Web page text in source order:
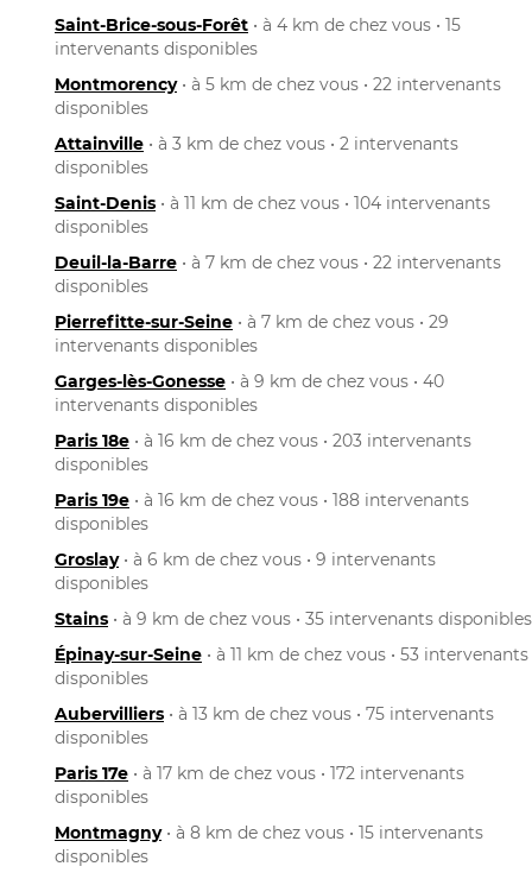
Saint-Brice-sous-Forêt • à 4 km de chez vous • 15
intervenants disponibles
Montmorency• à 5 km de chez vous • 22 intervenants
disponibles
Attainville • à 3 km de chez vous • 2 intervenants
disponibles
Saint-Denis • à 11 km de chez vous • 104 intervenants
disponibles
Deuil-la-Barre • à 7 km de chez vous • 22 intervenants
disponibles
Pierrefitte-sur-Seine • à 7 km de chez vous • 29
intervenants disponibles
Garges-lès-Gonesse • à 9 km de chez vous • 40
intervenants disponibles
Paris 18e • à 16 km de chez vous • 203 intervenants
disponibles
Paris 19e • à 16 km de chez vous • 188 intervenants
disponibles
Groslay• à 6 km de chez vous • 9 intervenants
disponibles
Stains • à 9 km de chez vous • 35 intervenants disponibles
Épinay-sur-Seine • à 11 km de chez vous • 53 intervenants
disponibles
Aubervilliers • à 13 km de chez vous • 75 intervenants
disponibles
Paris 17e • à 17 km de chez vous • 172 intervenants
disponibles
Montmagny• à 8 km de chez vous • 15 intervenants
disponibles